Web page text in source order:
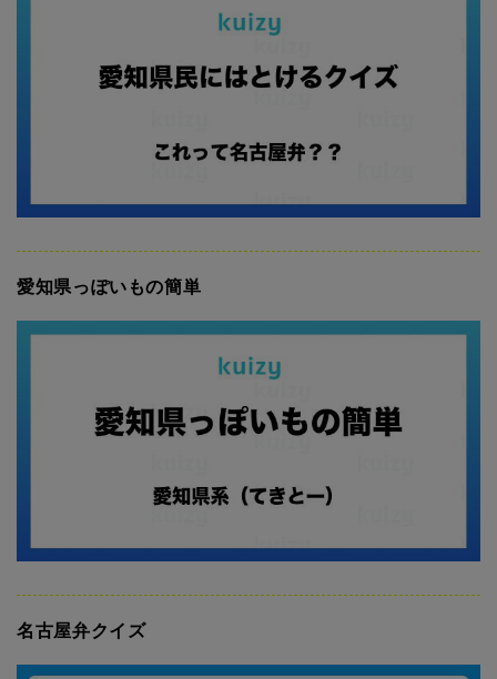
愛知県っぽいもの簡単
名古屋弁クイズ